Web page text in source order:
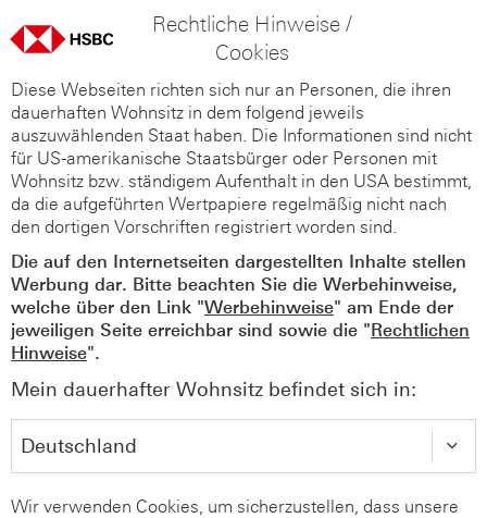
Rechtliche Hinweise /
Cookies
Diese Webseiten richten sich nur an Personen, die ihren
dauerhaften Wohnsitz in dem folgend jeweils
auszuwählenden Staat haben. Die Informationen sind nicht
für US-amerikanische Staatsbürger oder Personen mit
Wohnsitz bzw. ständigem Aufenthalt in den USA bestimmt,
da die aufgeführten Wertpapiere regelmäßig nicht nach
den dortigen Vorschriften registriert worden sind.
Die auf den Internetseiten dargestellten Inhalte stellen
Werbung dar. Bitte beachten Sie die Werbehinweise,
welche über den Link "Werbehinweise" am Ende der
jeweiligen Seite erreichbar sind sowie die "Rechtlichen
Hinweise".
Mein dauerhafter Wohnsitz befindet sich in:
Wir verwenden Cookies, um sicherzustellen, dass unsere